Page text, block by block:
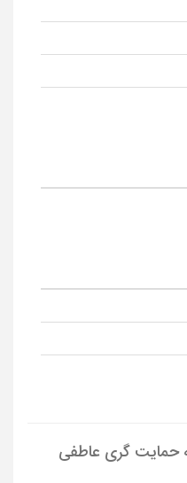
حمایت گری عاطفی